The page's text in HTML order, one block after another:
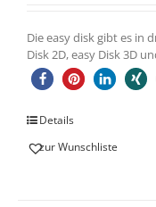
Die easy disk gibt es in
Disk 2D, easy Disk 3D
Details
zur Wunschliste